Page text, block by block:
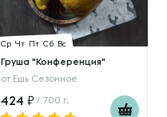
Ср Чт Пт Сб Вс
Груша "Конференция"
от Ешь Сезонное
424 / 700 г.